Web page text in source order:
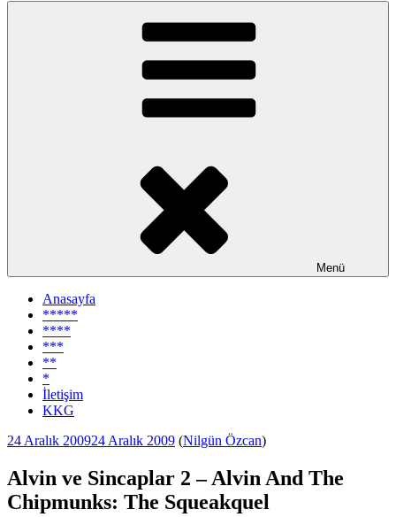
Menü
Anasayfa
*****
****
***
**
*
İletişim
KKG
Yayım
24 Aralık 200924 Aralık 2009 (Nilgün Özcan)
Alvin ve Sincaplar 2 – Alvin And The
Chipmunks: The Squeakquel